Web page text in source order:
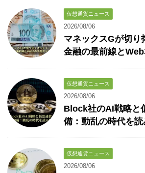
仮想通貨ニュース
2026/08/06
マネックスGが切り
金融の最前線と
仮想通貨ニュース
2026/08/06
Block社のAI戦略と
備：動乱の時代を読
仮想通貨ニュース
2026/08/06